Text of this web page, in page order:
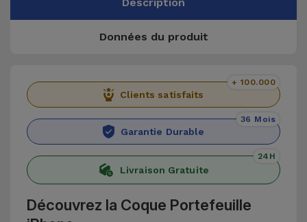
Données du produit
Clients satisfaits
+ 100.000
Garantie Durable
36 Mois
Livraison Gratuite
24H
Découvrez la Coque Portefeuille